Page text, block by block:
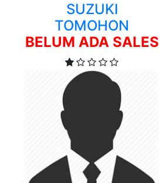
SUZUKI
TOMOHON
BELUM ADA SALES